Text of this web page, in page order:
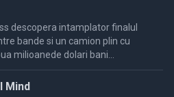
bande si un camion plin cu
milioanede dolari bani
sa fuga cu bani
Mind